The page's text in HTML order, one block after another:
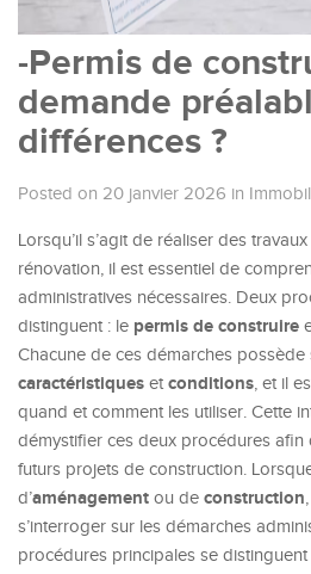
-Permis de
demande
différences ?
Posted on 20 janvier 2026 in
Lorsqu’il s’agit de réaliser des
rénovation, il est essentiel de
administratives nécessaires. Deux
distinguent : le permis de construire
Chacune de ces démarches
caractéristiques et conditions, et il
quand et comment les utiliser. Cette
démystifier ces deux procédures afin
futurs projets de construction.
d’aménagement ou de construction
s’interroger sur les démarches
procédures principales se distinguent